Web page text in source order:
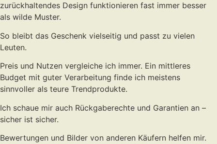
zurückhaltendes Design funktionieren fast immer besser
als wilde Muster.
So bleibt das Geschenk vielseitig und passt zu vielen
Leuten.
Preis und Nutzen vergleiche ich immer. Ein mittleres
Budget mit guter Verarbeitung finde ich meistens
sinnvoller als teure Trendprodukte.
Ich schaue mir auch Rückgaberechte und Garantien an –
sicher ist sicher.
Bewertungen und Bilder von anderen Käufern helfen mir.